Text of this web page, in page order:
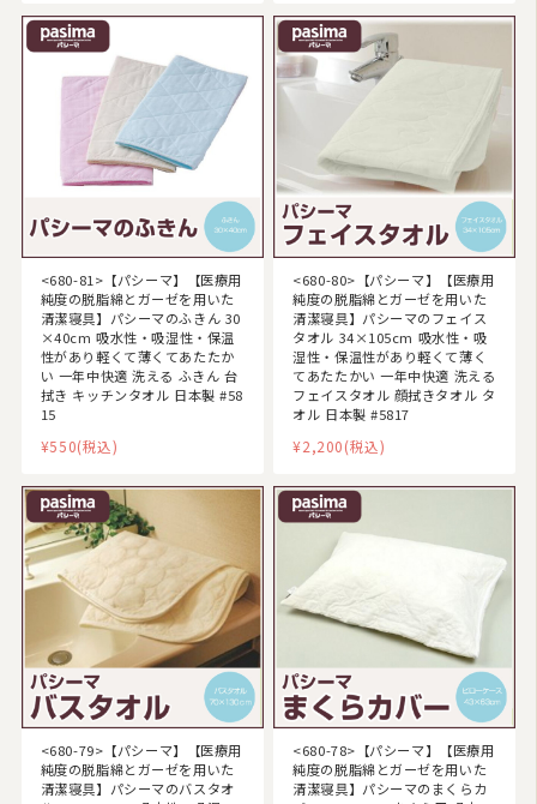
<680-81>【パシーマ】【医療用
純度の脱脂綿とガーゼを用いた
清潔寝具】パシーマのふきん 30
×40cm 吸水性・吸湿性・保温
性があり軽くて薄くてあたたか
い 一年中快適 洗える ふきん 台
拭き キッチンタオル 日本製 #58
15
¥550(税込)
<680-80>【パシーマ】【医療用
純度の脱脂綿とガーゼを用いた
清潔寝具】パシーマのフェイス
タオル 34×105cm 吸水性・吸
湿性・保温性があり軽くて薄く
てあたたかい 一年中快適 洗える
フェイスタオル 顔拭きタオル タ
オル 日本製 #5817
¥2,200(税込)
<680-79>【パシーマ】【医療用
純度の脱脂綿とガーゼを用いた
清潔寝具】パシーマのバスタオ
<680-78>【パシーマ】【医療用
純度の脱脂綿とガーゼを用いた
清潔寝具】パシーマのまくらカ
布団丸洗い（クリーニング）
2026/08
日 月 火 木 金
土
1
14
16
17 18 19 20 21
22
23
24 27
30
31
■ 今日 休業日 臨時休業
ご注文やお問い合わせメールへのスタッフによる対応は、休業日を除く午前10:00から
午後17:00までです。